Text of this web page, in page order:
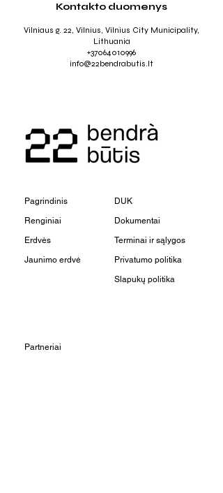
Kontakto duomenys
Vilniaus g. 22, Vilnius, Vilnius City Municipality,
Lithuania
+37064010996
info@22bendrabutis.lt
Pagrindinis
Renginiai
Erdvės
Jaunimo erdvė
DUK
Dokumentai
Terminai ir sąlygos
Privatumo politika
Slapukų politika
Partneriai